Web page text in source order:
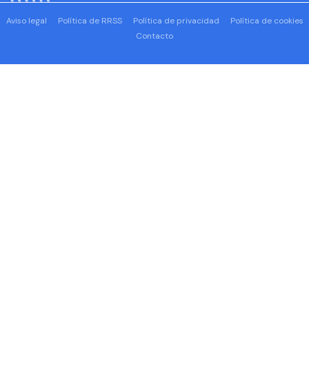
Aviso legal Política de RRSS Política de privacidad
Política de cookies
Contacto